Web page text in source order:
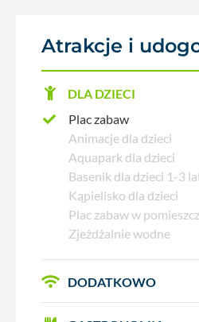
Atrakcje i
DLA DZIECI
Plac zabaw
Animacje dla dzieci
Aquapark dla dzieci
Basenik dla dzieci 1-3
Kąpielisko dla dzieci
Plac zabaw w
Zjeżdżalnie wodne
DODATKOWO